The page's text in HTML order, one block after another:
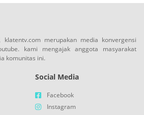
merupakan media konvergensi
kami mengajak anggota masyarakat
komunitas ini.
Social Media
Facebook
Instagram